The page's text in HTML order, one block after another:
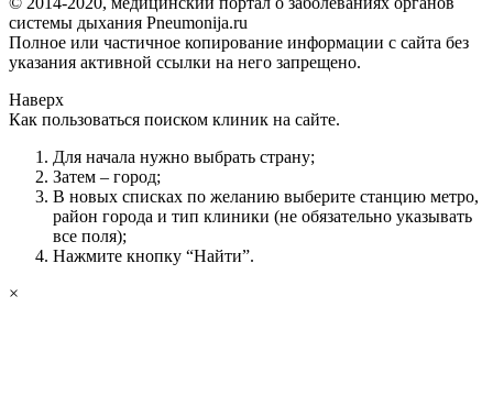
системы дыхания Pneumonija.ru
Полное или частичное копирование информации с сайта без
указания активной ссылки на него запрещено.
Наверх
Как пользоваться поиском клиник на сайте.
Для начала нужно выбрать страну;
Затем – город;
В новых списках по желанию выберите станцию метро,
район города и тип клиники (не обязательно указывать
все поля);
Нажмите кнопку “Найти”.
×